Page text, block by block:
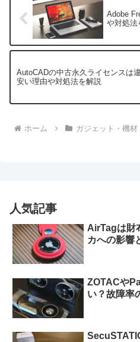
Adobe
や対処法
AutoCADの中古永久ライセンスは
安い理由や対処法を解説
ホーム ガジェット・機材
人気記事
AirTagは財
カへの影響
ZOTACや
い？故障率